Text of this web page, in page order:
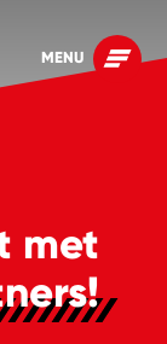
MENU
met